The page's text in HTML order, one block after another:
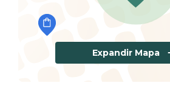
Expandir Mapa